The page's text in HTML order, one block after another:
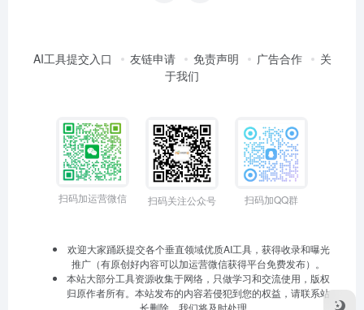
AI工具提交入口 友链申请 免责声明 广告合作
关
于我们
扫码加运营微信 扫码关注公众号 扫码加QQ群
欢迎大家踊跃提交各个垂直领域优质AI工具，获得收录和曝光
推广（有原创好内容可以加运营微信获得平台免费发布）。
本站大部分工具资源收集于网络，只做学习和交流使用，版权
归原作者所有。本站发布的内容若侵犯到您的权益，请联系站
长删除，我们将及时处理。